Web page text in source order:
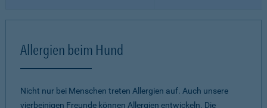
Allergien beim Hund
Nicht nur bei Menschen treten Allergien auf. Auch unsere
vierbeinigen Freunde können Allergien entwickeln. Die